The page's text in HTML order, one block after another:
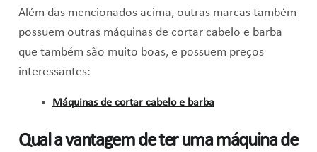
Além das mencionados acima, outras marcas também
possuem outras máquinas de cortar cabelo e barba
que também são muito boas, e possuem preços
interessantes:
Máquinas de cortar cabelo e barba
Qual a vantagem de ter uma máquina de